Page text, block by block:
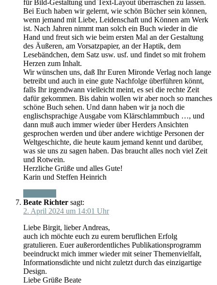
für Bild-Gestaltung und Text-Layout überraschen zu lassen.
Bei Euch haben wir gelernt, wie schön Bücher sein können,
wenn jemand mit Liebe, Leidenschaft und Können am Werk
ist. Nach Jahren nimmt man solch ein Buch wieder in die
Hand und freut sich wie beim ersten Mal an der Gestaltung
des Äußeren, am Vorsatzpapier, an der Haptik, dem
Lesebändchen, dem Satz usw. usf. und findet so mit frohem
Herzen zum Inhalt.
Wir wünschen uns, daß Ihr Euren Mironde Verlag noch lange
betreibt und auch in eine gute Nachfolge überführen könnt,
falls Ihr irgendwann vielleicht meint, es sei die rechte Zeit
dafür gekommen. Bis dahin wollen wir aber noch so manches
schöne Buch sehen. Und dann haben wir ja noch die
englischsprachige Ausgabe vom Klärschlammbuch …, und
dann muß auch immer wieder über Herders Ansichten
gesprochen werden und über andere wichtige Personen der
Weltgeschichte, die heute kaum jemand kennt und darüber,
was sie uns zu sagen haben. Das braucht alles noch viel Zeit
und Rotwein.
Herzliche Grüße und alles Gute!
Karin und Steffen Heinrich
Beate Richter sagt:
2. April 2024 um 14:01 Uhr
Liebe Birgit, lieber Andreas,
auch ich möchte euch zu eurem beruflichen Erfolg
gratulieren. Euer außerordentliches Publikationsprogramm
beeindruckt mich immer wieder mit seiner Themenvielfalt,
Informationsdichte und nicht zuletzt durch das einzigartige
Design.
Liebe Grüße Beate